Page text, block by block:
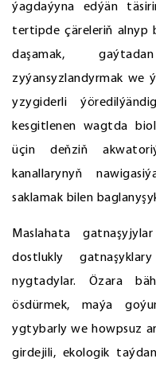
ýagdaýyna edýän
tertipde çäreleriň alnyp
daşamak,
zyýansyzlandyrmak we
yzygiderli
kesgitlenen wagtda
üçin deňziň
kanallarynyň
saklamak bilen
Maslahata
dostlukly
nygtadylar. Özara
ösdürmek, maýa
ygtybarly we howpsuz
girdejili, ekologik